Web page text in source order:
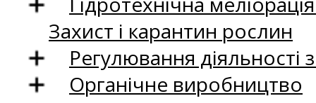
Захист і карантин рослин
Регулювання
Органічне виробництво